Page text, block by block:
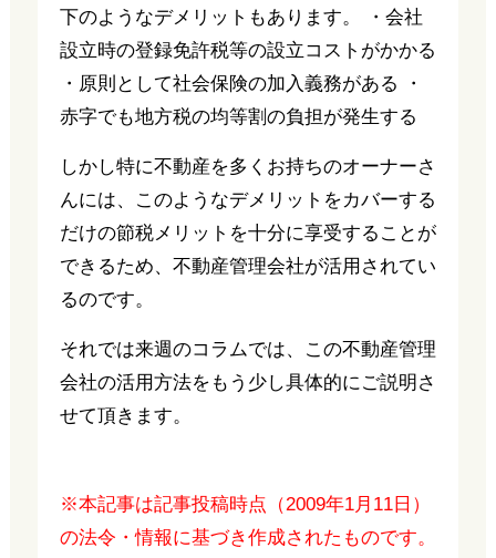
下のようなデメリットもあります。 ・会社
設立時の登録免許税等の設立コストがかかる
・原則として社会保険の加入義務がある ・
赤字でも地方税の均等割の負担が発生する
しかし特に不動産を多くお持ちのオーナーさ
んには、このようなデメリットをカバーする
だけの節税メリットを十分に享受することが
できるため、不動産管理会社が活用されてい
るのです。
それでは来週のコラムでは、この不動産管理
会社の活用方法をもう少し具体的にご説明さ
せて頂きます。
※本記事は記事投稿時点（2009年1月11日）
の法令・情報に基づき作成されたものです。